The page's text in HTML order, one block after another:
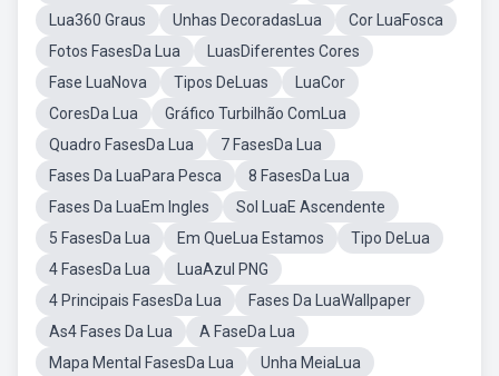
Lua360 Graus Unhas DecoradasLua
Cor LuaFosca
Fotos FasesDa Lua
LuasDiferentes Cores
Fase LuaNova
Tipos DeLuas
LuaCor
CoresDa Lua
Gráfico Turbilhão ComLua
Quadro FasesDa Lua
7 FasesDa Lua
Fases Da LuaPara Pesca
8 FasesDa Lua
Fases Da LuaEm Ingles
Sol LuaE Ascendente
5 FasesDa Lua
Em QueLua Estamos
Tipo DeLua
4 FasesDa Lua
LuaAzul PNG
4 Principais FasesDa Lua
Fases Da LuaWallpaper
As4 Fases Da Lua
A FaseDa Lua
Mapa Mental FasesDa Lua
Unha MeiaLua